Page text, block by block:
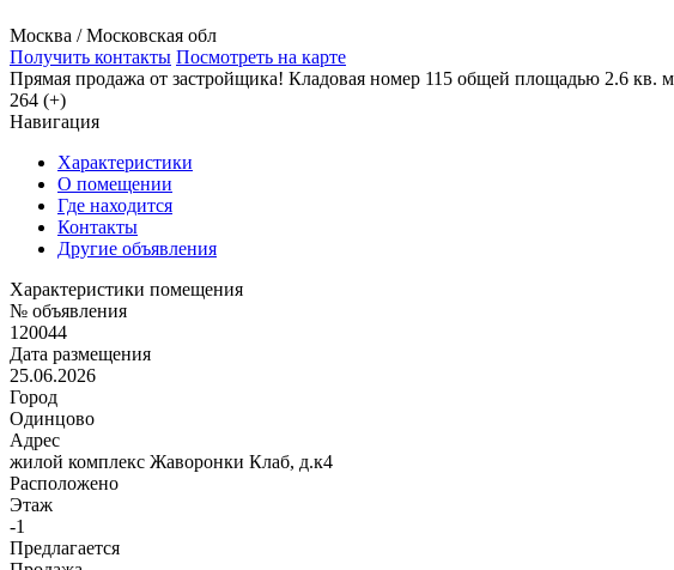
Москва / Московская обл
Получить контакты Посмотреть на карте
Прямая продажа от застройщика! Кладовая номер 115 общей площадью 2.6
264 (+)
Навигация
Характеристики
О помещении
Где находится
Контакты
Другие объявления
Характеристики помещения
№ объявления
120044
Дата размещения
25.06.2026
Город
Одинцово
Адрес
жилой комплекс Жаворонки Клаб, д.к4
Расположено
Этаж
-1
Предлагается